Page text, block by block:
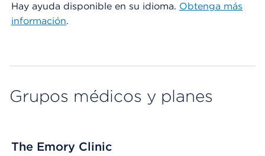
Hay ayuda disponible en su idioma. Obtenga más
información.
Grupos médicos y planes
The Emory Clinic